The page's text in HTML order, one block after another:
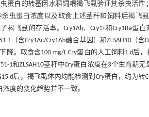
蛋白的转基因水稻饲喂褐飞虱验证其杀虫活
虫蛋白浓度以及取食上述茎秆和饲料后褐飞虱
褐飞虱的存活率。Cry1Ah、Cry1F和Cry1Ba蛋白
1（含Cry1Ac/Cry1Ab融合基因）和ZLSAH10
降。取食含100 mg/L Cry蛋白的人工饲料1 d后
1和ZLSAH10茎秆中Cry蛋白浓度在3个生育期
d后，褐飞虱体内均能检测到Cry蛋白，约为
度的变化趋势并不一致。